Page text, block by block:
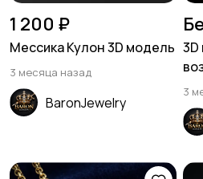
1 200 ₽
Мессика Кулон 3D модель
3 месяца назад
BaronJewelry
3